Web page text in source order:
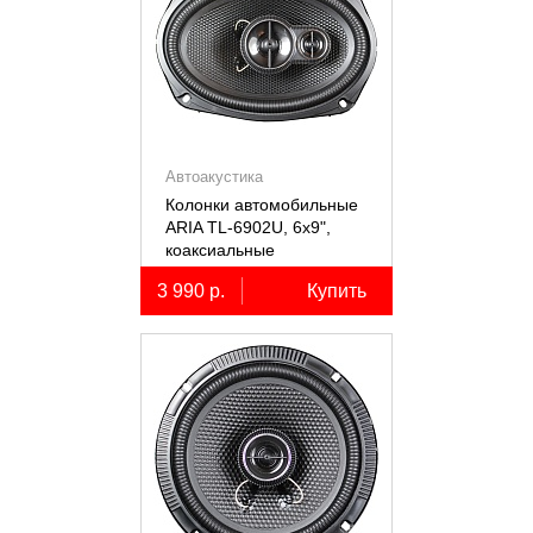
Автоакустика
Колонки автомобильные
ARIA TL-6902U, 6х9",
коаксиальные
трёхполосные, 2 шт.
3 990 р. Купить